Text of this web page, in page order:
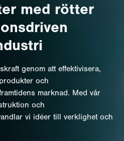
med rötter
genom att effektivisera,
och
marknad. Med vår
och
vi idéer till verklighet och